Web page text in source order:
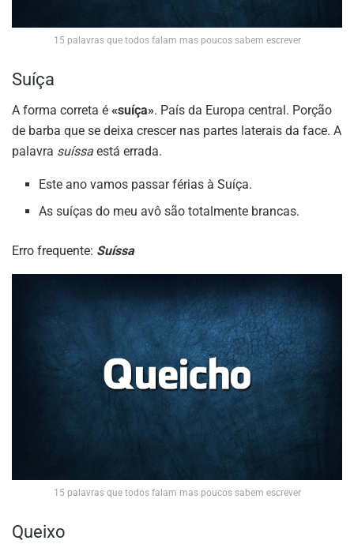
15 palavras que todos falam mas poucos sabem escrever
Suíça
A forma correta é «suíça». País da Europa central. Porção
de barba que se deixa crescer nas partes laterais da face. A
palavra suíssa está errada.
Este ano vamos passar férias à Suíça.
As suíças do meu avô são totalmente brancas.
Erro frequente: Suíssa
15 palavras que todos falam mas poucos sabem escrever
Queixo